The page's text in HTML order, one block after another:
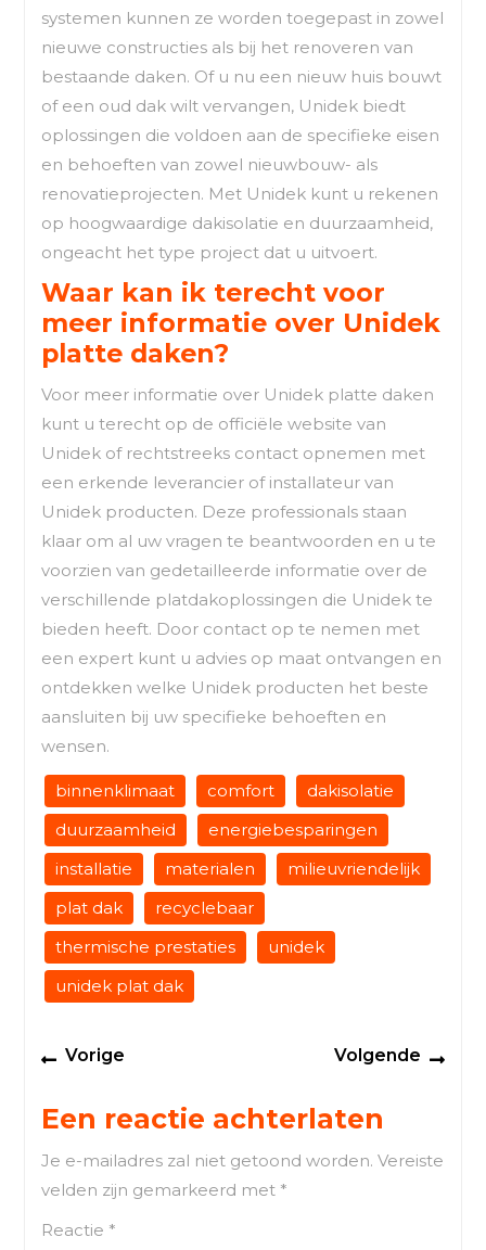
systemen kunnen ze worden toegepast in zowel
nieuwe constructies als bij het renoveren van
bestaande daken. Of u nu een nieuw huis bouwt
of een oud dak wilt vervangen, Unidek biedt
oplossingen die voldoen aan de specifieke eisen
en behoeften van zowel nieuwbouw- als
renovatieprojecten. Met Unidek kunt u rekenen
op hoogwaardige dakisolatie en duurzaamheid,
ongeacht het type project dat u uitvoert.
Waar kan ik terecht voor
meer informatie over Unidek
platte daken?
Voor meer informatie over Unidek platte daken
kunt u terecht op de officiële website van
Unidek of rechtstreeks contact opnemen met
een erkende leverancier of installateur van
Unidek producten. Deze professionals staan
klaar om al uw vragen te beantwoorden en u te
voorzien van gedetailleerde informatie over de
verschillende platdakoplossingen die Unidek te
bieden heeft. Door contact op te nemen met
een expert kunt u advies op maat ontvangen en
ontdekken welke Unidek producten het beste
aansluiten bij uw specifieke behoeften en
wensen.
binnenklimaat comfort
dakisolatie
duurzaamheid
energiebesparingen
installatie
materialen
milieuvriendelijk
plat dak
recyclebaar
thermische prestaties
unidek
unidek plat dak
Berichtnavigatie
Vorige Volgende
Een reactie achterlaten
Je e-mailadres zal niet getoond worden. Vereiste
velden zijn gemarkeerd met *
Reactie *